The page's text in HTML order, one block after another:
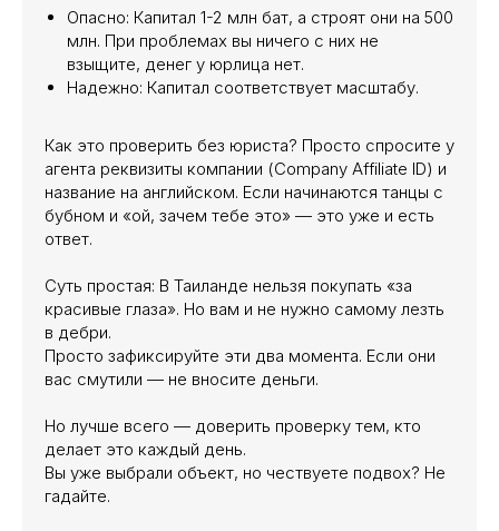
Опасно: Капитал 1-2 млн бат, а строят они на 500
млн. При проблемах вы ничего с них не
взыщите, денег у юрлица нет.
Надежно: Капитал соответствует масштабу.
Как это проверить без юриста? Просто спросите у
агента реквизиты компании (Company Affiliate ID) и
название на английском. Если начинаются танцы с
бубном и «ой, зачем тебе это» — это уже и есть
ответ.
Суть простая: В Таиланде нельзя покупать «за
красивые глаза». Но вам и не нужно самому лезть
в дебри.
Просто зафиксируйте эти два момента. Если они
вас смутили — не вносите деньги.
Но лучше всего — доверить проверку тем, кто
делает это каждый день.
Вы уже выбрали объект, но чествуете подвох? Не
гадайте.